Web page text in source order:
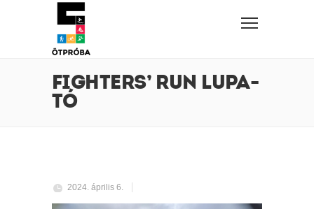
FIGHTERS’ RUN LUPA-
TÓ
2024. április 6.